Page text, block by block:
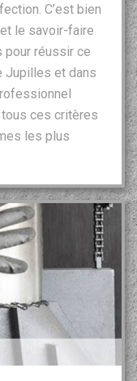
C’est bien
le savoir-faire
pour réussir ce
Jupilles et dans
ces critères
les plus